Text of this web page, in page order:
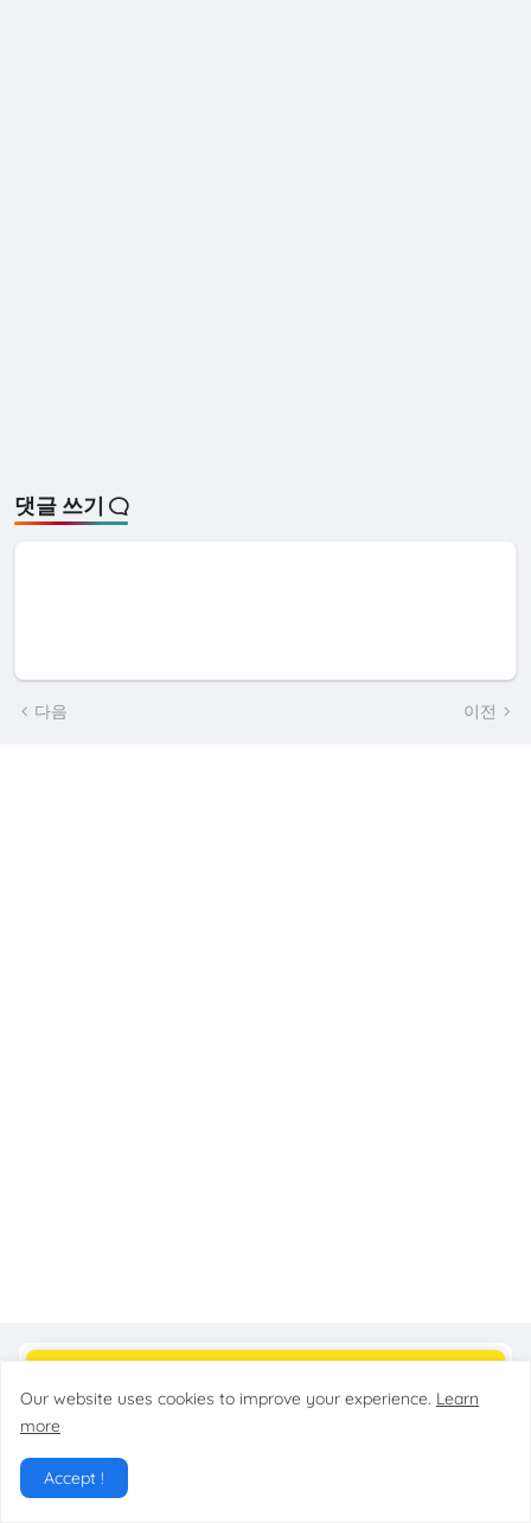
댓글 쓰기
다음 이전
Our website uses cookies to improve your experience. Learn
more
Accept !